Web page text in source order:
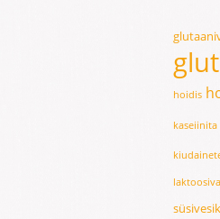
hoidis
kaseiinita